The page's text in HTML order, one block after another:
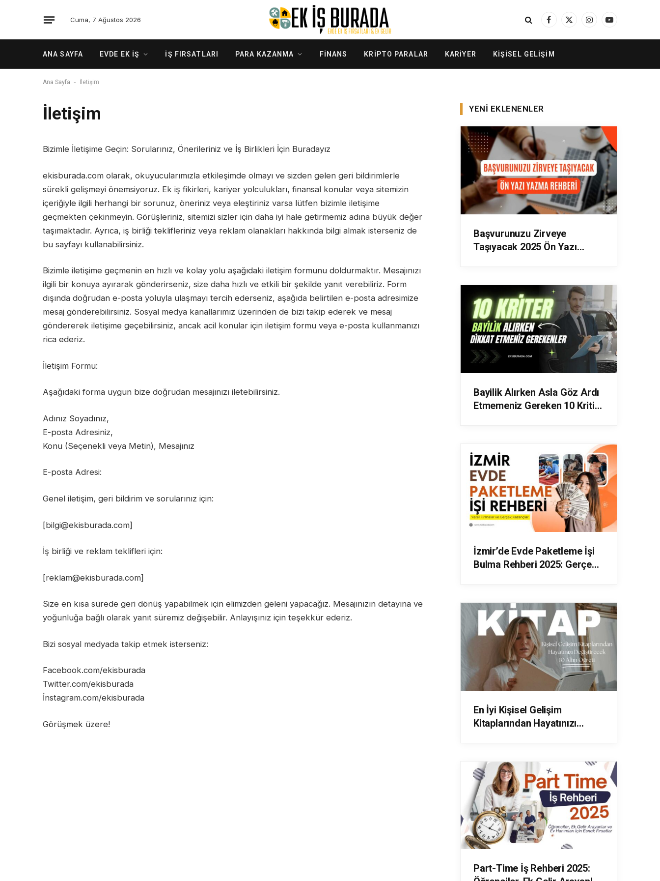
Cuma, 7 Ağustos 2026
Facebook
X
InstagramYouTube
ANA SAYFA EVDE EK İŞ İŞ FIRSATLARI PARA KAZANMA FINANS KRIPTO PARALAR KARIYER KIŞISEL GELIŞIM
Ana Sayfa - İletişim
İletişim
Bizimle İletişime Geçin: Sorularınız, Önerileriniz ve İş Birlikleri İçin Buradayız
ekisburada.com olarak, okuyucularımızla etkileşimde olmayı ve sizden gelen geri bildirimlerle
sürekli gelişmeyi önemsiyoruz. Ek iş fikirleri, kariyer yolculukları, finansal konular veya sitemizin
içeriğiyle ilgili herhangi bir sorunuz, öneriniz veya eleştiriniz varsa lütfen bizimle iletişime
geçmekten çekinmeyin. Görüşleriniz, sitemizi sizler için daha iyi hale getirmemiz adına büyük değer
taşımaktadır. Ayrıca, iş birliği teklifleriniz veya reklam olanakları hakkında bilgi almak isterseniz de
bu sayfayı kullanabilirsiniz.
Bizimle iletişime geçmenin en hızlı ve kolay yolu aşağıdaki iletişim formunu doldurmaktır. Mesajınızı
ilgili bir konuya ayırarak gönderirseniz, size daha hızlı ve etkili bir şekilde yanıt verebiliriz. Form
dışında doğrudan e-posta yoluyla ulaşmayı tercih ederseniz, aşağıda belirtilen e-posta adresimize
mesaj gönderebilirsiniz. Sosyal medya kanallarımız üzerinden de bizi takip ederek ve mesaj
göndererek iletişime geçebilirsiniz, ancak acil konular için iletişim formu veya e-posta kullanmanızı
rica ederiz.
İletişim Formu:
Aşağıdaki forma uygun bize doğrudan mesajınızı iletebilirsiniz.
Adınız Soyadınız,
E-posta Adresiniz,
Konu (Seçenekli veya Metin), Mesajınız
E-posta Adresi:
Genel iletişim, geri bildirim ve sorularınız için:
[bilgi@ekisburada.com]
İş birliği ve reklam teklifleri için:
[reklam@ekisburada.com]
Size en kısa sürede geri dönüş yapabilmek için elimizden geleni yapacağız. Mesajınızın detayına ve
yoğunluğa bağlı olarak yanıt süremiz değişebilir. Anlayışınız için teşekkür ederiz.
Bizi sosyal medyada takip etmek isterseniz:
Facebook.com/ekisburada
Twitter.com/ekisburada
İnstagram.com/ekisburada
Görüşmek üzere!
YENI EKLENENLER
Başvurunuzu Zirveye
Taşıyacak 2025 Ön Yazı
Bayilik Alırken Asla Göz Ardı
Etmemeniz Gereken 10 Kritik
İzmir’de Evde Paketleme İşi
Bulma Rehberi 2025: Gerçek
En İyi Kişisel Gelişim
Kitaplarından Hayatınızı
Part-Time İş Rehberi 2025: